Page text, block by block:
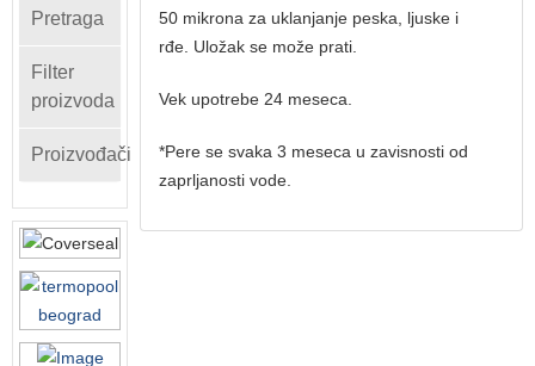
Pretraga
Filter
proizvoda
Proizvođači
50 mikrona za uklanjanje peska, ljuske i
rđe. Uložak se može prati.
Vek upotrebe 24 meseca.
*Pere se svaka 3 meseca u zavisnosti od
zaprljanosti vode.